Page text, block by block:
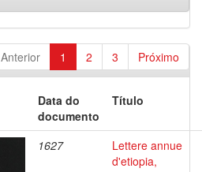
Anterior 1 2 3 Próximo
Data do
documento
Título
1627
Lettere annue
d'etiopia,